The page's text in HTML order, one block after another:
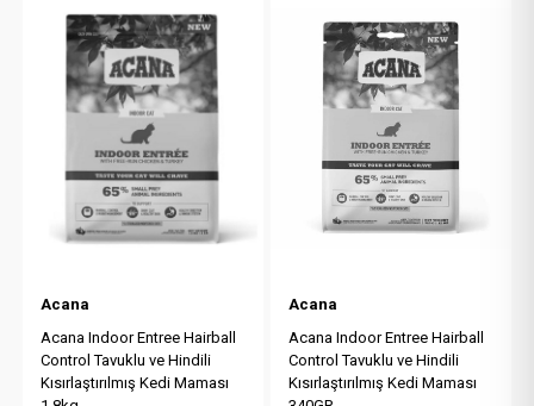
Acana
Acana Indoor Entree Hairball
Control Tavuklu ve Hindili
Kısırlaştırılmış Kedi Maması
Acana
Acana Indoor Entree Hairball
Control Tavuklu ve Hindili
Kısırlaştırılmış Kedi Maması